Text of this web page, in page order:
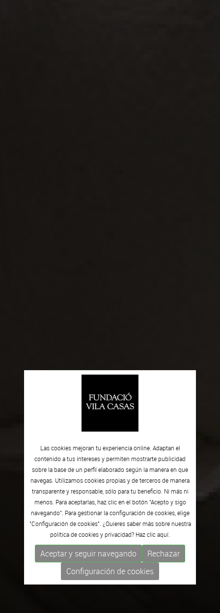
Las cookies mejoran tu experiencia online. Adaptan el
contenido a tus intereses y permiten mostrarte publicidad
sobre la base de un perfil elaborado según la manera en que
navegas. Utilizamos cookies propias y de terceros de manera
transparente y responsable, sólo para tu beneficio. Ni más ni
menos. Para aceptarlas, haz clic en el botón "Acepto y sigo
navegando". Para gestionar la configuración de cookies, elige
"Configuración de cookies". ¿Quieres saber más sobre nuestra
política de cookies y privacidad? Haz clicaquí.
Aceptar y seguir navegando
Rechazar
Configuración de cookies